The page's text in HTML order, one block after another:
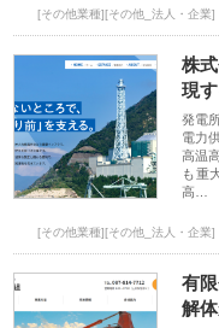
[その他業種][その他_法人・企業]
株
現
発電
電力
高温
も重
高…
[その他業種][その他_法人・企業]
有
解